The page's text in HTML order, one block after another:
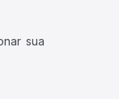
sua